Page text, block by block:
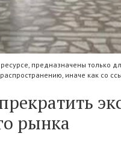
предназначены только
иначе как со
рынка